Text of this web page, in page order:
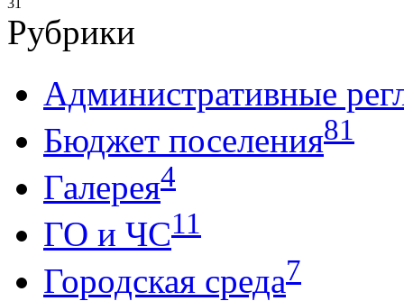
Рубрики
Административные
Бюджет поселения81
Галерея4
ГО и ЧС11
Городская среда7